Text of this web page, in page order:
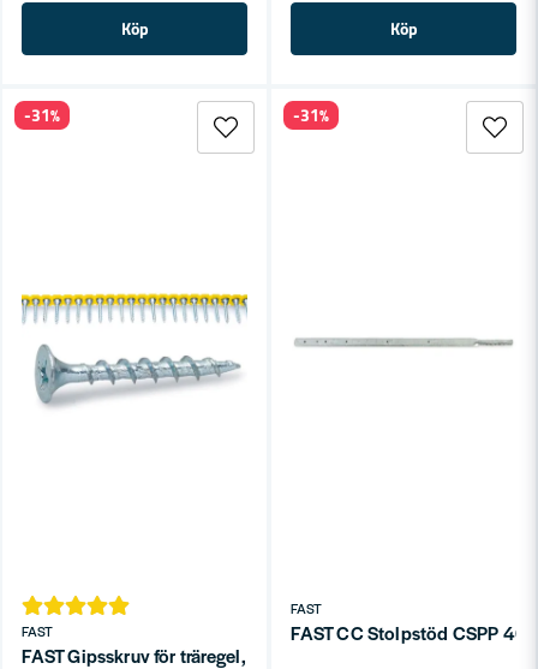
Köp Köp
FAST
FAST Gipsskruv för träregel, rakbandad FZB – 1000st
-31%
FAST
FAST CC Stolpstöd CSPP
-31%